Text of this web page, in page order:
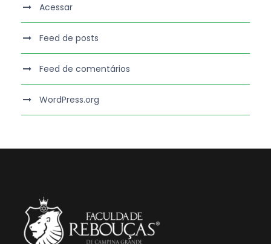
Acessar
Feed de posts
Feed de comentários
WordPress.org